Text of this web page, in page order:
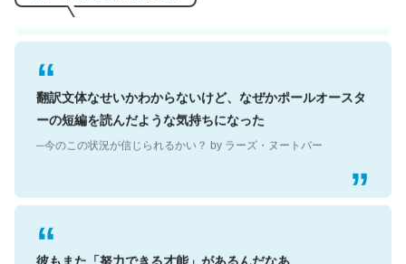
翻訳文体なせいかわからないけど、なぜかポールオースタ
ーの短編を読んだような気持ちになった
─今のこの状況が信じられるかい？ by ラーズ・ヌートバー
彼もまた「努力できる才能」があるんだなあ